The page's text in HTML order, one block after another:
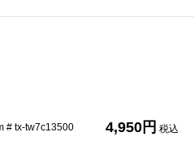
tx-tw7c13500 4,950 税込